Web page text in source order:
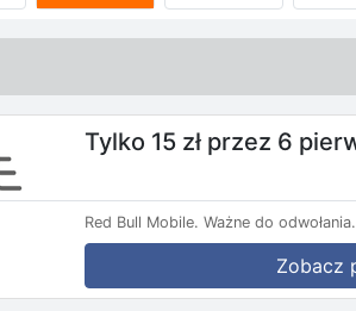
Tylko 15 zł przez 6
Red Bull Mobile. Ważne do odwołania.
Zobacz